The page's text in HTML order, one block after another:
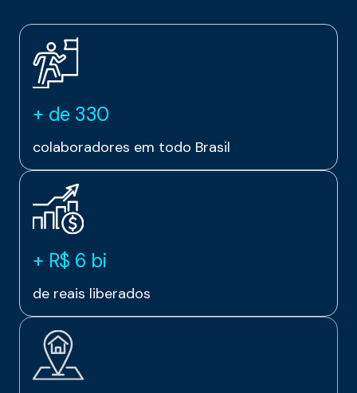
+ de 330
colaboradores em todo Brasil
+ R$ 6 bi
de reais liberados